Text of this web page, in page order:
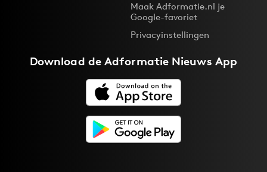
Digital transformation
Maak Adformatie.nl je
Google-favoriet
Privacyinstellingen
Download deAdformatie Nieuws App